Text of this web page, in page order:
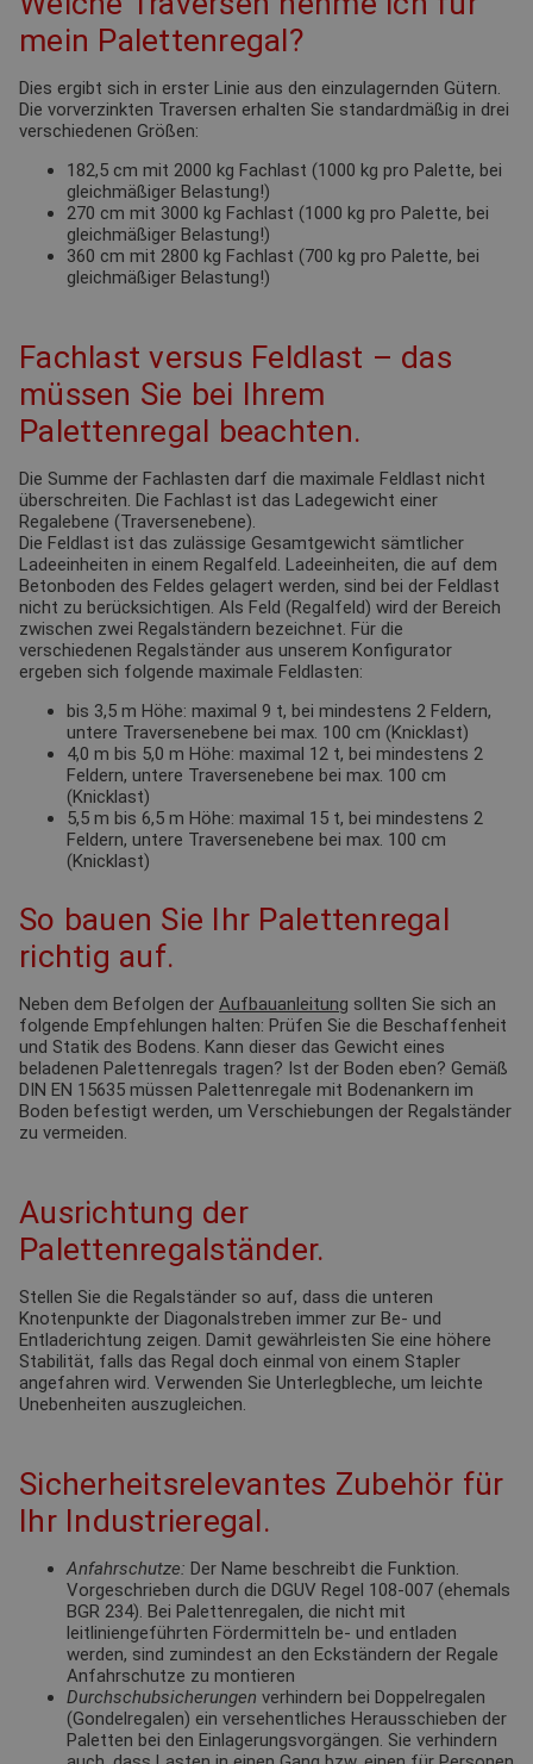
mein Palettenregal?
Dies ergibt sich in erster Linie aus den einzulagernden Gütern.
Die vorverzinkten Traversen erhalten Sie standardmäßig in drei
verschiedenen Größen:
182,5 cm mit 2000 kg Fachlast (1000 kg pro Palette, bei
gleichmäßiger Belastung!)
270 cm mit 3000 kg Fachlast (1000 kg pro Palette, bei
gleichmäßiger Belastung!)
360 cm mit 2800 kg Fachlast (700 kg pro Palette, bei
gleichmäßiger Belastung!)
Fachlast versus Feldlast – das
müssen Sie bei Ihrem
Palettenregal beachten.
Die Summe der Fachlasten darf die maximale Feldlast nicht
überschreiten. Die Fachlast ist das Ladegewicht einer
Regalebene (Traversenebene).
Die Feldlast ist das zulässige Gesamtgewicht sämtlicher
Ladeeinheiten in einem Regalfeld. Ladeeinheiten, die auf dem
Betonboden des Feldes gelagert werden, sind bei der Feldlast
nicht zu berücksichtigen. Als Feld (Regalfeld) wird der Bereich
zwischen zwei Regalständern bezeichnet. Für die
verschiedenen Regalständer aus unserem Konfigurator
ergeben sich folgende maximale Feldlasten:
bis 3,5 m Höhe: maximal 9 t, bei mindestens 2 Feldern,
untere Traversenebene bei max. 100 cm (Knicklast)
4,0 m bis 5,0 m Höhe: maximal 12 t, bei mindestens 2
Feldern, untere Traversenebene bei max. 100 cm
(Knicklast)
5,5 m bis 6,5 m Höhe: maximal 15 t, bei mindestens 2
Feldern, untere Traversenebene bei max. 100 cm
(Knicklast)
So bauen Sie Ihr Palettenregal
richtig auf.
Neben dem Befolgen der Aufbauanleitung sollten Sie sich an
folgende Empfehlungen halten: Prüfen Sie die Beschaffenheit
und Statik des Bodens. Kann dieser das Gewicht eines
beladenen Palettenregals tragen? Ist der Boden eben? Gemäß
DIN EN 15635 müssen Palettenregale mit Bodenankern im
Boden befestigt werden, um Verschiebungen der Regalständer
zu vermeiden.
Ausrichtung der
Palettenregalständer.
Stellen Sie die Regalständer so auf, dass die unteren
Knotenpunkte der Diagonalstreben immer zur Be- und
Entladerichtung zeigen. Damit gewährleisten Sie eine höhere
Stabilität, falls das Regal doch einmal von einem Stapler
angefahren wird. Verwenden Sie Unterlegbleche, um leichte
Unebenheiten auszugleichen.
Sicherheitsrelevantes Zubehör für
Ihr Industrieregal.
Anfahrschutze: Der Name beschreibt die Funktion.
Vorgeschrieben durch die DGUV Regel 108-007 (ehemals
BGR 234). Bei Palettenregalen, die nicht mit
leitliniengeführten Fördermitteln be- und entladen
werden, sind zumindest an den Eckständern der Regale
Anfahrschutze zu montieren
Durchschubsicherungen verhindern bei Doppelregalen
(Gondelregalen) ein versehentliches Herausschieben der
Paletten bei den Einlagerungsvorgängen. Sie verhindern